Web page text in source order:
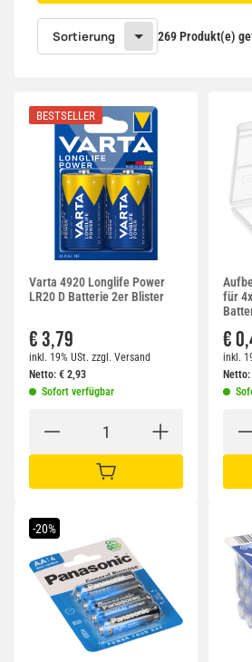
Sortierung 269 Produkt(e)
BESTSELLER
Varta 4920 Longlife Power
LR20 D Batterie 2er Blister
€ 3,79
inkl. 19% USt. zzgl. Versand
Netto: € 2,93
Sofort verfügbar
IN DEN WARENKORB
für
€
inkl.
Netto:
-20%